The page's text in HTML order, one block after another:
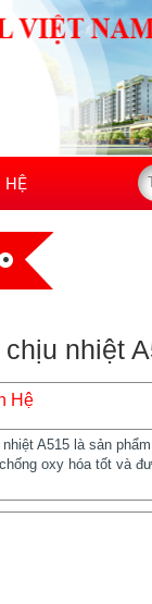
HỆ
nhiệt
Hệ
nhiệt A515 là sản
oxy hóa tốt và